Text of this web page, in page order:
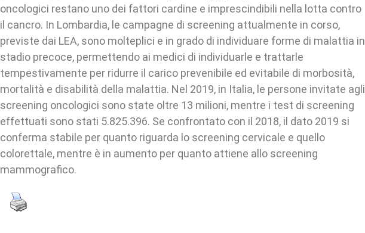
oncologici restano uno dei fattori cardine e imprescindibili nella lotta contro
il cancro. In Lombardia, le campagne di screening attualmente in corso,
previste dai LEA, sono molteplici e in grado di individuare forme di malattia in
stadio precoce, permettendo ai medici di individuarle e trattarle
tempestivamente per ridurre il carico prevenibile ed evitabile di morbosità,
mortalità e disabilità della malattia. Nel 2019, in Italia, le persone invitate agli
screening oncologici sono state oltre 13 milioni, mentre i test di screening
effettuati sono stati 5.825.396. Se confrontato con il 2018, il dato 2019 si
conferma stabile per quanto riguarda lo screening cervicale e quello
colorettale, mentre è in aumento per quanto attiene allo screening
mammografico.